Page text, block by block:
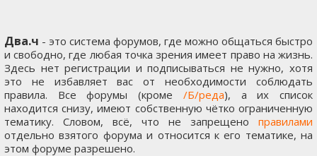
Два.ч - это система форумов, где можно общаться быстро
и свободно, где любая точка зрения имеет право на жизнь.
Здесь нет регистрации и подписываться не нужно, хотя
это не избавляет вас от необходимости соблюдать
правила. Все форумы (кроме /Б/реда), а их список
находится снизу, имеют собственную чётко ограниченную
тематику. Словом, всё, что не запрещено правилами
отдельно взятого форума и относится к его тематике, на
этом форуме разрешено.